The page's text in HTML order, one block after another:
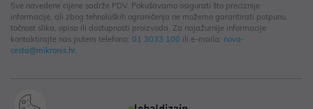
Sve navedene cijene sadrže PDV. Pokušavamo osigurati što preciznije
informacije, ali zbog tehnoloških ograničenja ne možemo garantirati potpunu
točnost slika, opisa ili dostupnosti proizvoda. Za najažurnije informacije
kontaktirajte nas putem telefona: 01 3033 100 ili e-maila: nova-
cesta@mikronis.hr.